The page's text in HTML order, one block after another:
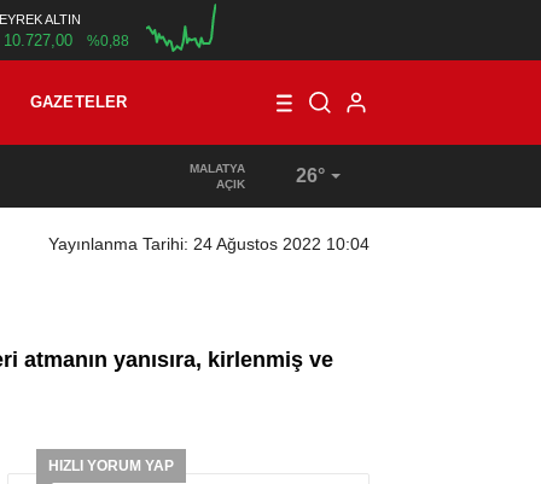
ALTIN
10.727,00 %0,88
GAZETELER
MALATYA
AÇIK
26°
Yayınlanma Tarihi: 24 Ağustos 2022 10:04
atmanın yanısıra, kirlenmiş ve
HIZLI YORUM YAP